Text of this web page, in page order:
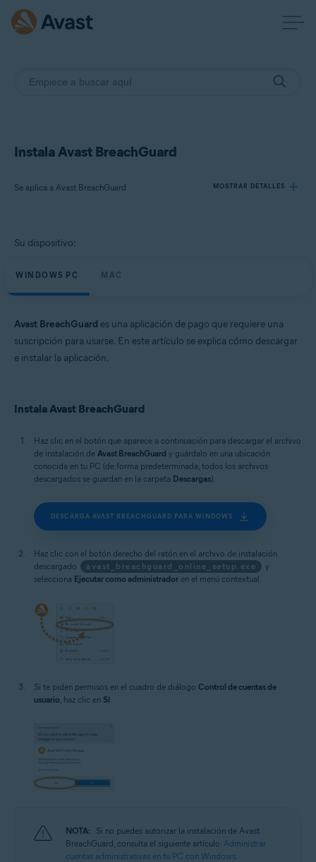
Instala Avast BreachGuard
Se aplica a Avast BreachGuard MOSTRAR DETALLES
Productos:
macOS
Su dispositivo:
WINDOWS PC MAC
Avast BreachGuard es una aplicación de pago que requiere una
suscripción para usarse. En este artículo se explica cómo descargar
e instalar la aplicación.
Instala Avast BreachGuard
Haz clic en el botón que aparece a continuación para descargar el archivo
de instalación de Avast BreachGuard y guárdalo en una ubicación
conocida en tu PC (de forma predeterminada, todos los archivos
descargados se guardan en la carpeta Descargas).
DESCARGA AVAST BREACHGUARD PARA WINDOWS
Haz clic con el botón derecho del ratón en el archivo de instalación
descargado
avast_breachguard_online_setup.exe
y
selecciona Ejecutar como administrador en el menú contextual.
Si te piden permisos en el cuadro de diálogo Control de cuentas de
usuario , haz clic en Sí
NOTA:
Si no puedes autorizar la instalación de Avast
BreachGuard, consulta el siguiente artículo: Administrar
cuentas administrativas en tu PC con Windows